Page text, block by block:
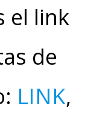
el link
de
LINK,